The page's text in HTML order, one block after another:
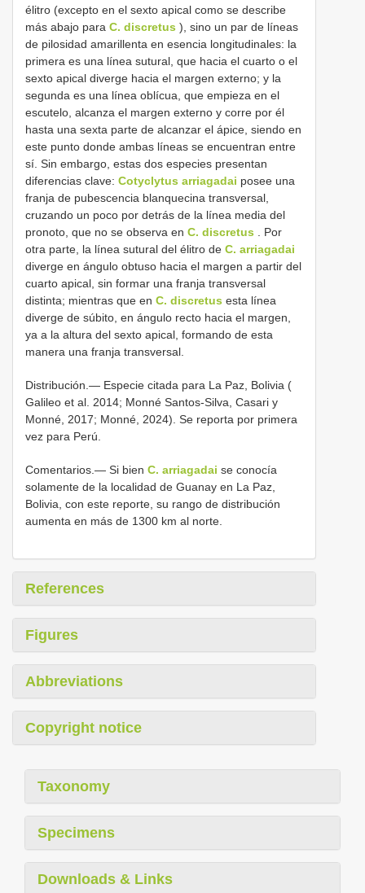
élitro (excepto en el sexto apical como se describe
más abajo para C. discretus ), sino un par de líneas
de pilosidad amarillenta en esencia longitudinales: la
primera es una línea sutural, que hacia el cuarto o el
sexto apical diverge hacia el margen externo; y la
segunda es una línea oblícua, que empieza en el
escutelo, alcanza el margen externo y corre por él
hasta una sexta parte de alcanzar el ápice, siendo en
este punto donde ambas líneas se encuentran entre
sí. Sin embargo, estas dos especies presentan
diferencias clave: Cotyclytus arriagadai posee una
franja de pubescencia blanquecina transversal,
cruzando un poco por detrás de la línea media del
pronoto, que no se observa en C. discretus . Por
otra parte, la línea sutural del élitro de C. arriagadai
diverge en ángulo obtuso hacia el margen a partir del
cuarto apical, sin formar una franja transversal
distinta; mientras que en C. discretus esta línea
diverge de súbito, en ángulo recto hacia el margen,
ya a la altura del sexto apical, formando de esta
manera una franja transversal.
Distribución.— Especie citada para La Paz, Bolivia (
Galileo et al. 2014; Monné Santos-Silva, Casari y
Monné, 2017; Monné, 2024). Se reporta por primera
vez para Perú.
Comentarios.— Si bien C. arriagadai se conocía
solamente de la localidad de Guanay en La Paz,
Bolivia, con este reporte, su rango de distribución
aumenta en más de 1300 km al norte.
References
Figures
Abbreviations
Copyright notice
Taxonomy
Specimens
Downloads & Links